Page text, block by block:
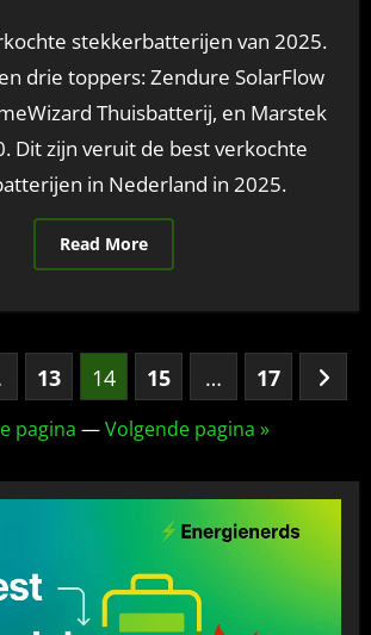
drie toppers: Zendure SolarFlow
Thuisbatterij, en Marstek
Dit zijn veruit de best verkochte
in Nederland in 2025.
Read More
13 14 15 … 17
pagina —Volgende pagina »